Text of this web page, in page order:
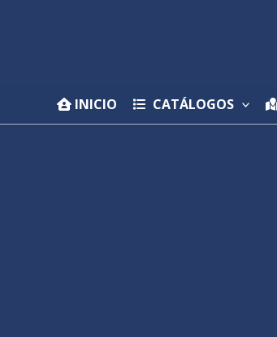
INICIO CATÁLOGOS